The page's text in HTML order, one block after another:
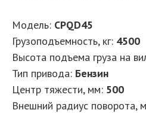
Модель: CPQD45
Грузоподъемность, кг: 4500
Высота подъема груза на
Тип привода: Бензин
Центр тяжести, мм: 500
Внешний радиус поворота,